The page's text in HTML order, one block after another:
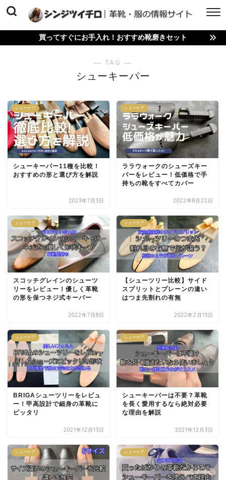
買ってすぐにお手入れ！おすすめ靴磨きセット
― TAG ―
シューキーパー
シューケア
シューキーパー11種を比較！
おすすめの形と選び方を解説
2023年7月3日
シューケア
ララウォークのシューズキー
パーをレビュー！低価格で手
持ちの靴をすべてカバー
2022年8月22日
シューケア
スコッチグレインのシューツ
リーをレビュー！優しく革靴
の形を保つネジ式キーパー
2022年7月8日
シューケア
【シューツリー比較】サイド
スプリットとプレーンの違い
はつま先割れの有無
2022年2月15日
シューケア
BRIGAシューツリーをレビュ
ー！甲高設計で細身の革靴に
ピッタリ
2021年12月13日
シューケア
シューキーパーは不要？革靴
を長く愛用するなら絶対必要
な理由を解説
2021年12月3日
シューケア シューケア